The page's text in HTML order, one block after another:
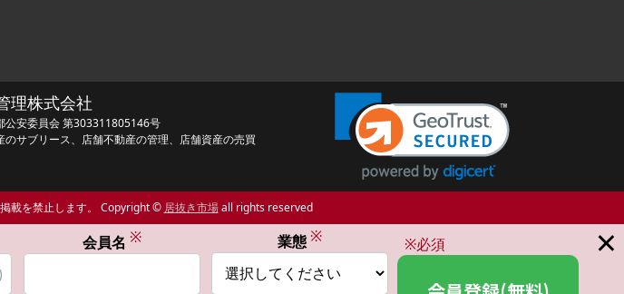
理株式会社
公安委員会 第303311805146号
のサブリース、店舗不動産の管理、店舗資産の売買
載を禁止します。 Copyright © 居抜き市場all rights reserved
×
会員名 ※ 業態 ※ ※必須